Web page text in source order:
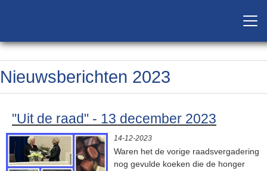
Nieuwsberichten 2023
"Uit de raad" - 13 december 2023
14-12-2023
Waren het de vorige raadsvergadering
nog gevulde koeken die de honger